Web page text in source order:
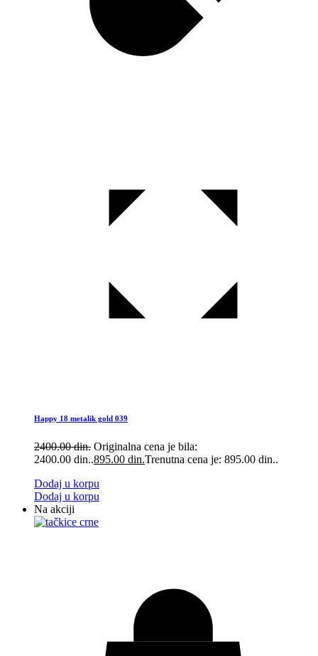
Happy 18 metalik gold 039
2400.00din. Originalna cena je bila:
2400.00 din..895.00 din.Trenutna cena je: 895.00 din..
Dodaj u korpu
Dodaj u korpu
Na akciji